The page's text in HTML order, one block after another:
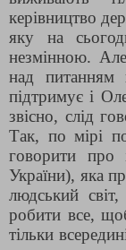
керівництво
яку на
незмінною.
над питанням
підтримує і
звісно, слід
Так, по мірі
говорити про
України), яка
людський
робити все,
тільки